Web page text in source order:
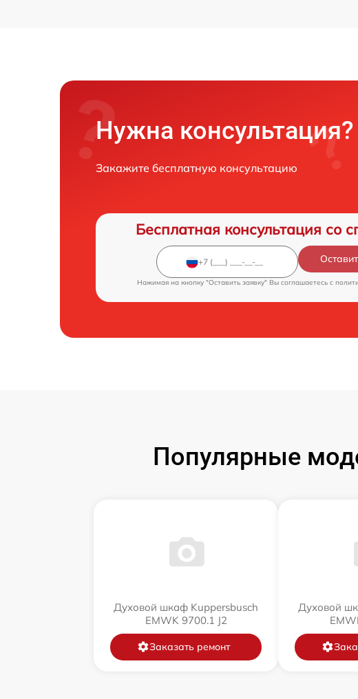
Нужна консультация?
Закажите бесплатную консультацию
Бесплатная консультация со
Нажимая на кнопку "Оставить заявку" Вы соглашаетесь c
Популярные
Духовой шкаф Kuppersbusch
EMWK 9700.1 J2
Заказать ремонт
Духовой